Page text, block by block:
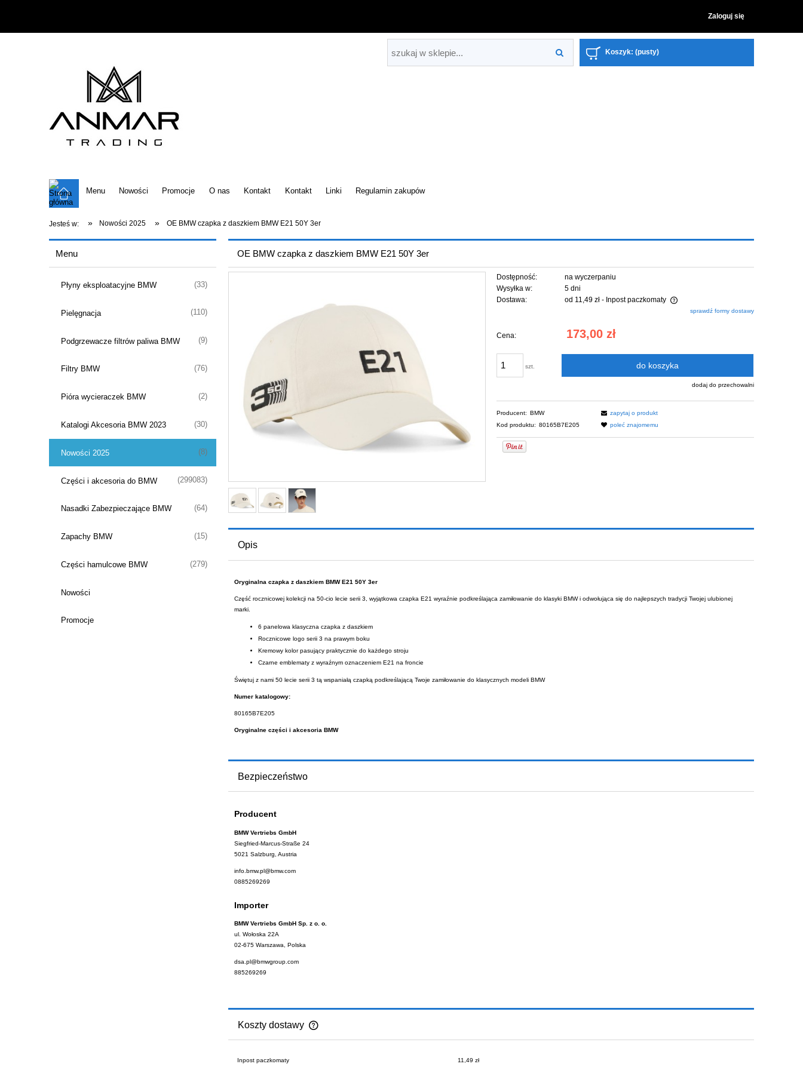
Zaloguj się
Koszyk: (pusty)
Menu Nowości Promocje O nas Kontakt Kontakt Linki Regulamin zakupów
Jesteś w: » Nowości 2025 » OE BMW czapka z daszkiem BMW E21 50Y 3er
Menu
Płyny eksploatacyjne BMW (33)
Pielęgnacja (110)
Podgrzewacze filtrów paliwa BMW (9)
Filtry BMW (76)
Pióra wycieraczek BMW (2)
Katalogi Akcesoria BMW 2023 (30)
Nowości 2025 (8)
Części i akcesoria do BMW (299083)
Nasadki Zabezpieczające BMW (64)
Zapachy BMW (15)
Części hamulcowe BMW (279)
Nowości
Promocje
OE BMW czapka z daszkiem BMW E21 50Y 3er
Dostępność:
na wyczerpaniu
Wysyłka w:
5 dni
Dostawa:
od 11,49 zł - Inpost paczkomaty
sprawdź formy dostawy
Cena: 173,00 zł
szt. do koszyka
dodaj do przechowalni
Producent: BMW
Kod produktu: 80165B7E205
zapytaj o produkt
poleć znajomemu
Opis
Oryginalna czapka z daszkiem BMW E21 50Y 3er
Część rocznicowej kolekcji na 50-cio lecie serii 3, wyjątkowa czapka E21 wyraźnie podkreślająca zamiłowanie do klasyki BMW i odwołująca się do najlepszych tradycji Twojej ulubionej
marki.
6 panelowa klasyczna czapka z daszkiem
Rocznicowe logo serii 3 na prawym boku
Kremowy kolor pasujący praktycznie do każdego stroju
Czarne emblematy z wyraźnym oznaczeniem E21 na froncie
Świętuj z nami 50 lecie serii 3 tą wspaniałą czapką podkreślającą Twoje zamiłowanie do klasycznych modeli BMW
Numer katalogowy:
80165B7E205
Oryginalne części i akcesoria BMW
Bezpieczeństwo
Producent
BMW Vertriebs GmbH
Siegfried-Marcus-Straße 24
5021 Salzburg, Austria
info.bmw.pl@bmw.com
0885269269
Importer
BMW Vertriebs GmbH Sp. z o. o.
ul. Wołoska 22A
02-675 Warszawa, Polska
dsa.pl@bmwgroup.com
885269269
Koszty dostawy
Inpost paczkomaty 11,49 zł